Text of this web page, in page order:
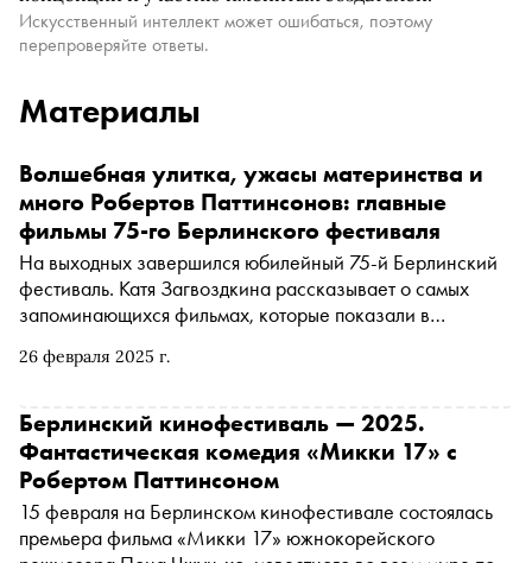
Искусственный интеллект может ошибаться, поэтому
перепроверяйте ответы.
Материалы
26 февраля 2025 г.
Волшебная улитка, ужасы материнства и
много Робертов Паттинсонов: главные
фильмы 75-го Берлинского фестиваля
На выходных завершился юбилейный 75-й Берлинский
фестиваль. Катя Загвоздкина рассказывает о самых
запоминающихся фильмах, которые показали в
Хо с восемнадцатью Робертами Паттинсонами, новый
практически все время один Итан Хоук, а также
антиутопия про будущее, в котором власти отправляют
стариков в колонии, и хоррор про материнство с Роуз
Бирн, сыгравшей лучшую роль в своей карьере
Берлинский кинофестиваль — 2025.
Фантастическая комедия «Микки 17» с
Робертом Паттинсоном
15 февраля на Берлинском кинофестивале состоялась
премьера фильма «Микки 17» южнокорейского